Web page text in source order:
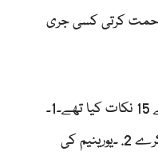
کرتی کسی جری
آئیے اب دیکھتے ہیں کہ امریکہ کے 15 نکات کیا تھے۔1۔
ایران اپنے ایٹمی پروگرام کو محدود کرے 2. ۔یورینیم کی